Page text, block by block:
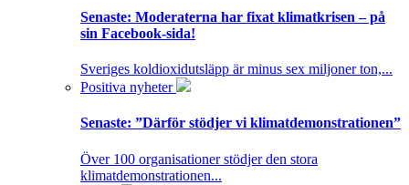
Senaste: Moderaterna har fixat klimatkrisen – på
sin Facebook-sida!
Sveriges koldioxidutsläpp är minus sex miljoner ton,...
Positiva nyheter
Senaste: ”Därför stödjer vi klimatdemonstrationen”
Över 100 organisationer stödjer den stora
klimatdemonstrationen...